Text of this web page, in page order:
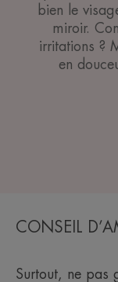
bien le
miroir.
irritations ?
en
CONSEIL
Surtout, ne pas